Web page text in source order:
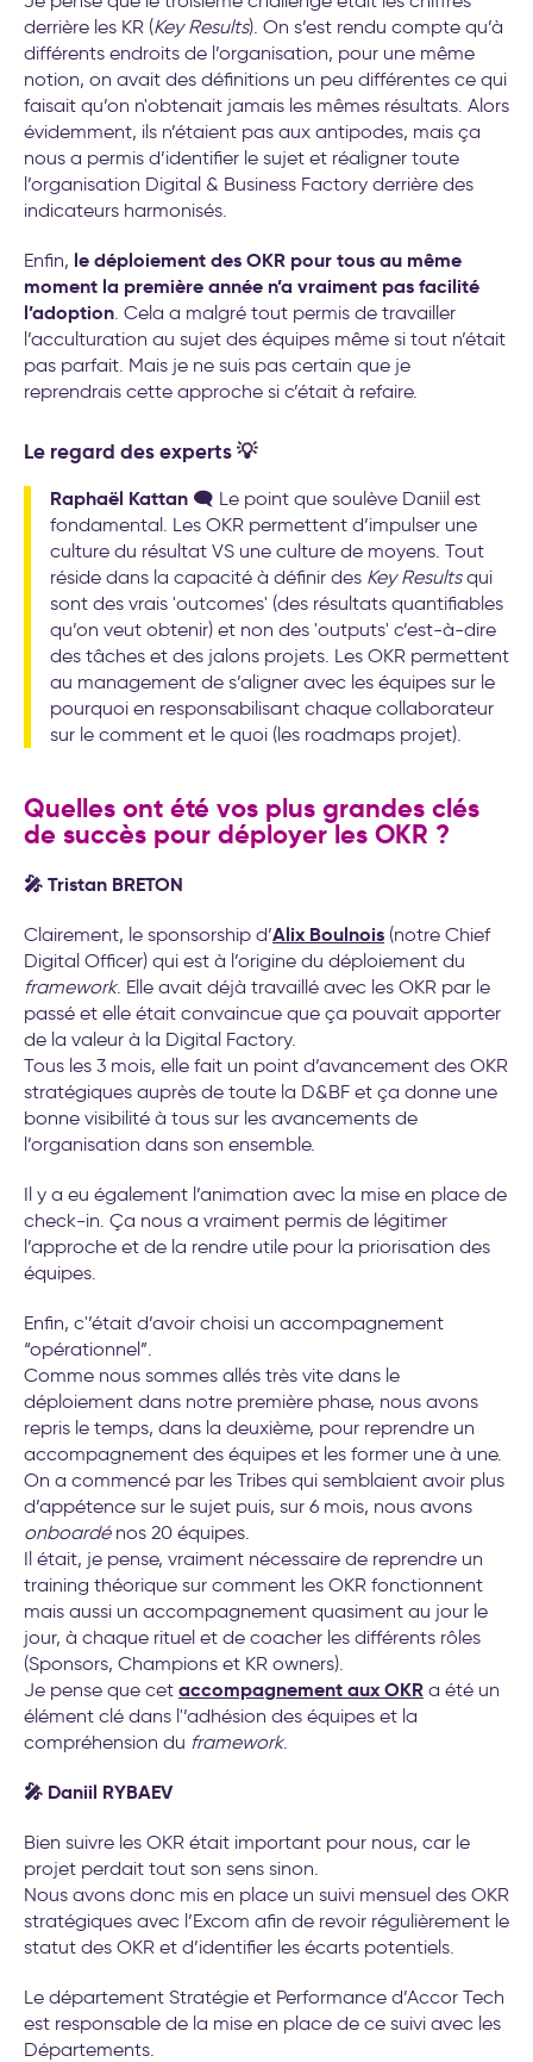
derrière les KR (Key Results). On s’est rendu compte qu’à
différents endroits de l’organisation, pour une même
notion, on avait des définitions un peu différentes ce qui
faisait qu’on n'obtenait jamais les mêmes résultats. Alors
évidemment, ils n’étaient pas aux antipodes, mais ça
nous a permis d’identifier le sujet et réaligner toute
l’organisation Digital & Business Factory derrière des
indicateurs harmonisés.
Enfin, le déploiement des OKR pour tous au même
moment la première année n’a vraiment pas facilité
l’adoption. Cela a malgré tout permis de travailler
l’acculturation au sujet des équipes même si tout n’était
pas parfait. Mais je ne suis pas certain que je
reprendrais cette approche si c’était à refaire.
Le regard des experts 💡
Raphaël Kattan 🗨️ Le point que soulève Daniil est
fondamental. Les OKR permettent d’impulser une
culture du résultat VS une culture de moyens. Tout
réside dans la capacité à définir des Key Resultsqui
sont des vrais 'outcomes' (des résultats quantifiables
qu’on veut obtenir) et non des 'outputs' c’est-à-dire
des tâches et des jalons projets. Les OKR permettent
au management de s’aligner avec les équipes sur le
pourquoi en responsabilisant chaque collaborateur
sur le comment et le quoi (les roadmaps projet).
Quelles ont été vos plus grandes clés
de succès pour déployer les OKR ?
🎤 Tristan BRETON
Clairement, le sponsorship d’Alix Boulnois (notre Chief
Digital Officer) qui est à l’origine du déploiement du
framework. Elle avait déjà travaillé avec les OKR par le
passé et elle était convaincue que ça pouvait apporter
de la valeur à la Digital Factory.
Tous les 3 mois, elle fait un point d’avancement des OKR
stratégiques auprès de toute la D&BF et ça donne une
bonne visibilité à tous sur les avancements de
l’organisation dans son ensemble.
Il y a eu également l’animation avec la mise en place de
check-in. Ça nous a vraiment permis de légitimer
l’approche et de la rendre utile pour la priorisation des
équipes.
Enfin, c'’était d’avoir choisi un accompagnement
“opérationnel”.
Comme nous sommes allés très vite dans le
déploiement dans notre première phase, nous avons
repris le temps, dans la deuxième, pour reprendre un
accompagnement des équipes et les former une à une.
On a commencé par les Tribes qui semblaient avoir plus
d’appétence sur le sujet puis, sur 6 mois, nous avons
onboardénos 20 équipes.
Il était, je pense, vraiment nécessaire de reprendre un
training théorique sur comment les OKR fonctionnent
mais aussi un accompagnement quasiment au jour le
jour, à chaque rituel et de coacher les différents rôles
(Sponsors, Champions et KR owners).
Je pense que cet accompagnement aux OKR a été un
élément clé dans l'’adhésion des équipes et la
compréhension du framework.
🎤 Daniil RYBAEV
Bien suivre les OKR était important pour nous, car le
projet perdait tout son sens sinon.
Nous avons donc mis en place un suivi mensuel des OKR
stratégiques avec l’Excom afin de revoir régulièrement le
statut des OKR et d’identifier les écarts potentiels.
Le département Stratégie et Performance d’Accor Tech
est responsable de la mise en place de ce suivi avec les
Départements.